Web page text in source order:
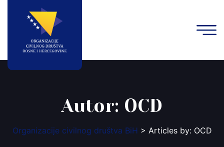
Autor: OCD
Organizacije civilnog društva BiH > Articles by: OCD